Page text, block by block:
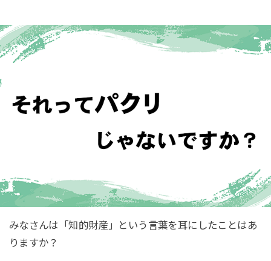
みなさんは「知的財産」という言葉を耳にしたことはあ
りますか？